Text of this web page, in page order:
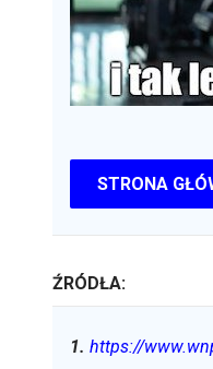
STRONA
ŹRÓDŁA:
1. https://